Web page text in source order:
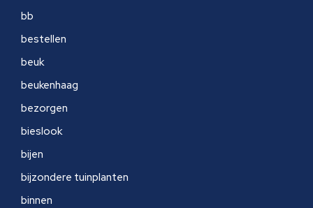
bb
bestellen
beuk
beukenhaag
bezorgen
bieslook
bijen
bijzondere tuinplanten
binnen